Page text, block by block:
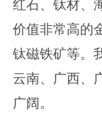
红石、钛材、
价值非常高的
钛磁铁矿等。
云南、广西、
广阔。